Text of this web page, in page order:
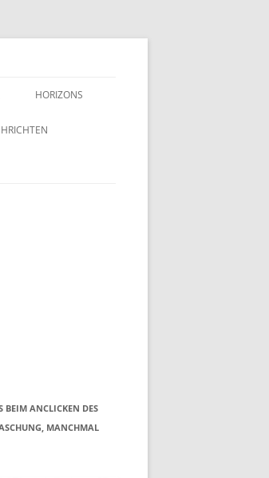
HORIZONS
BEIM ANCLICKEN DES
MANCHMAL